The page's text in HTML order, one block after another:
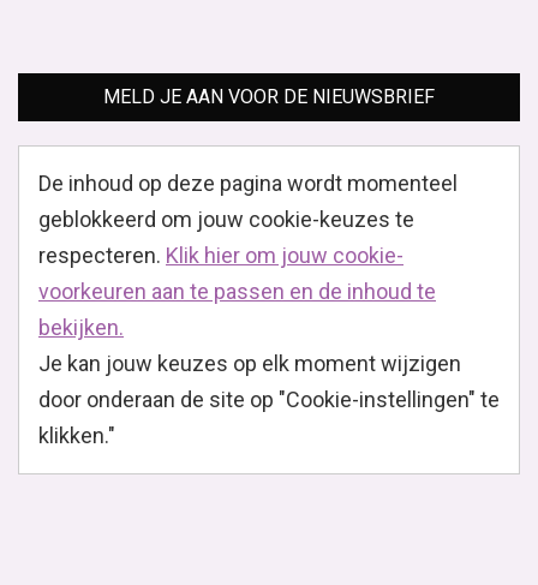
MELD JE AAN VOOR DE NIEUWSBRIEF
De inhoud op deze pagina wordt momenteel
geblokkeerd om jouw cookie-keuzes te
respecteren. Klik hier om jouw cookie-
voorkeuren aan te passen en de inhoud te
bekijken.
Je kan jouw keuzes op elk moment wijzigen
door onderaan de site op "Cookie-instellingen" te
klikken."